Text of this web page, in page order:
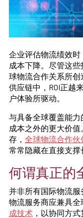
企业评估物流绩效
成本下降。尽管这
球物流合作关系所
供应链中，ROI正越
户体验所驱动。
与具备全球覆盖能
成本之外的更大价
存， 全球物流合作伙
常常隐藏在直接支撑
何谓真正的
并非所有国际物流
物流服务商应兼具
成技术 ，以协同方